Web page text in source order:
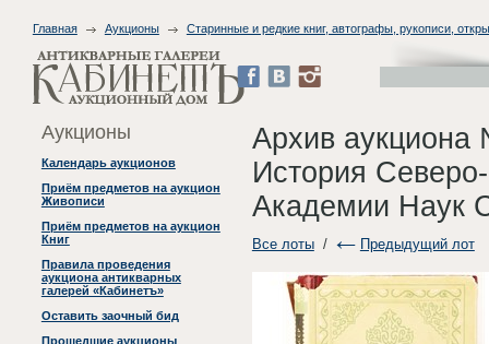
Главная Аукционы Старинные и редкие книг, автографы, рукописи,
Аукционы
Календарь аукционов
Приём предметов на аукцион
Живописи
Приём предметов на аукцион
Книг
Правила проведения
аукциона антикварных
галерей «Кабинетъ»
Оставить заочный бид
Прошедшие аукционы
Архив аукциона
История
Академии Наук
Все лоты/ Предыдущий лот